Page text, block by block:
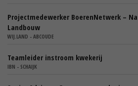
Projectmedewerker BoerenNetwerk –
Landbouw
WIJ.LAND - ABCOUDE
Teamleider instroom kwekerij
IBN - SCHAIJK